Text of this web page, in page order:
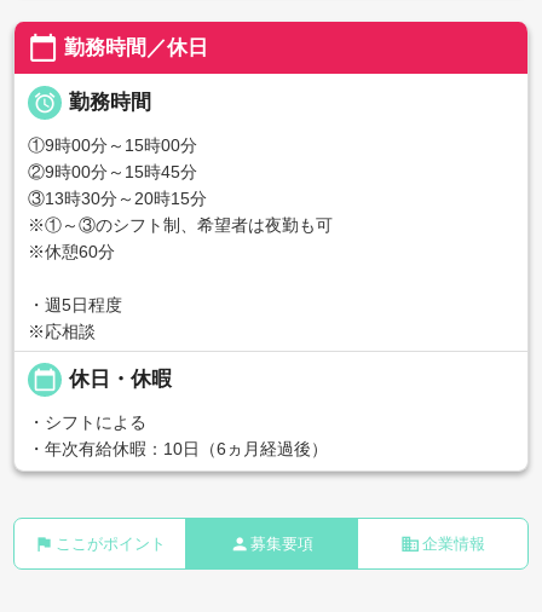
calendar_today 勤務時間／休日
 勤務時間
①9時00分～15時00分
②9時00分～15時45分
③13時30分～20時15分
※①～③のシフト制、希望者は夜勤も可
※休憩60分
・週5日程度
※応相談
calendar_today 休日・休暇
・シフトによる
・年次有給休暇：10日（6ヵ月経過後）
flag ここがポイント person 募集要項 business 企業情報